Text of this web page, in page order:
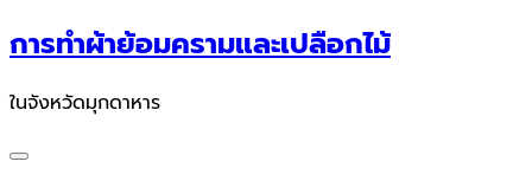
การทำผ้าย้อมครามและเปลือกไม้
ในจังหวัดมุกดาหาร